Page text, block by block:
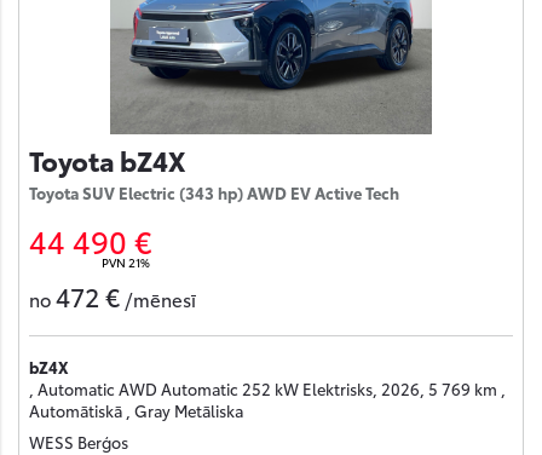
Toyota bZ4X
Toyota SUV Electric (343 hp) AWD EV Active Tech
44 490 €
PVN 21%
no472 € /mēnesī
bZ4X
, Automatic AWD Automatic 252 kW Elektrisks, 2026, 5 769 km ,
Automātiskā , Gray Metāliska
WESS Berģos